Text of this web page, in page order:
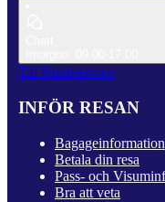
Till Kundservice
INFÖR RESAN
Bagageinformation
Betala din resa
Pass- och
Bra att veta